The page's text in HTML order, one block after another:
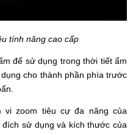
tính năng cao cấp
để sử dụng trong thời tiết ẩm
cho thành phần phía trước
vi zoom tiêu cự đa năng của
sử dụng và kích thước của